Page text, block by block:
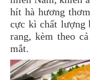
hít hà hương
cực kì chất lượng
rang, kèm theo
mắt.